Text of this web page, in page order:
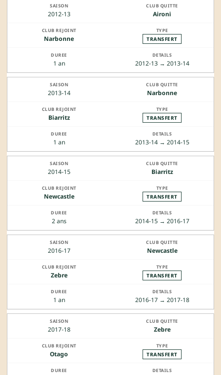
2012-13 Aironi
Narbonne TRANSFERT
1 an 2012-13 → 2013-14
2013-14 Narbonne
Biarritz TRANSFERT
1 an 2013-14 → 2014-15
2014-15 Biarritz
Newcastle TRANSFERT
2 ans 2014-15 → 2016-17
2016-17 Newcastle
Zebre TRANSFERT
1 an 2016-17 → 2017-18
2017-18 Zebre
Otago TRANSFERT